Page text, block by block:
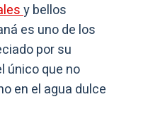
y bellos
es uno de los
por su
único que no
en el agua dulce